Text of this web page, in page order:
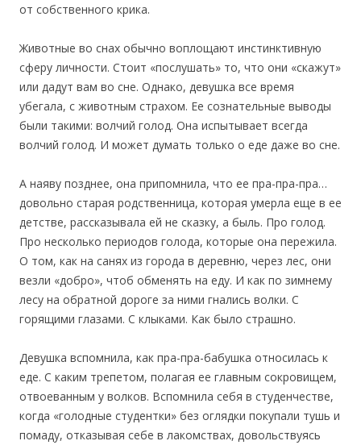
от собственного крика.
Животные во снах обычно воплощают инстинктивную
сферу личности. Стоит «послушать» то, что они «скажут»
или дадут вам во сне. Однако, девушка все время
убегала, с животным страхом. Ее сознательные выводы
были такими: волчий голод. Она испытывает всегда
волчий голод. И может думать только о еде даже во сне.
А наяву позднее, она припомнила, что ее пра-пра-пра…
довольно старая родственница, которая умерла еще в ее
детстве, рассказывала ей не сказку, а быль. Про голод.
Про несколько периодов голода, которые она пережила.
О том, как на санях из города в деревню, через лес, они
везли «добро», чтоб обменять на еду. И как по зимнему
лесу на обратной дороге за ними гнались волки. С
горящими глазами. С клыками. Как было страшно.
Девушка вспомнила, как пра-пра-бабушка относилась к
еде. С каким трепетом, полагая ее главным сокровищем,
отвоеванным у волков. Вспомнила себя в студенчестве,
когда «голодные студентки» без оглядки покупали тушь и
помаду, отказывая себе в лакомствах, довольствуясь